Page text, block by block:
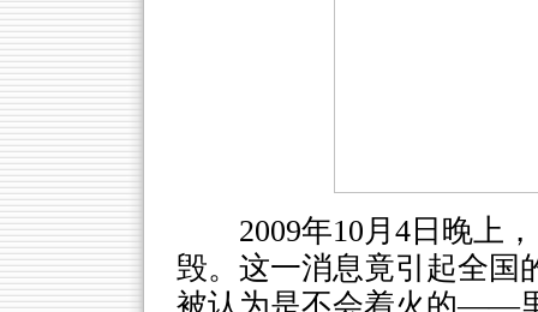
2009年10月4日晚上
毁。这一消息竟引起全国